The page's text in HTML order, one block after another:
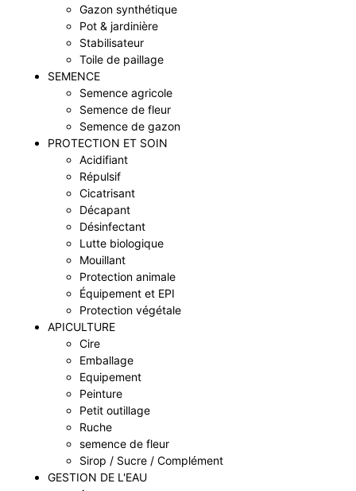
Gazon synthétique
Pot & jardinière
Stabilisateur
Toile de paillage
SEMENCE
Semence agricole
Semence de fleur
Semence de gazon
PROTECTION ET SOIN
Acidifiant
Répulsif
Cicatrisant
Décapant
Désinfectant
Lutte biologique
Mouillant
Protection animale
Équipement et EPI
Protection végétale
APICULTURE
Cire
Emballage
Equipement
Peinture
Petit outillage
Ruche
semence de fleur
Sirop / Sucre / Complément
GESTION DE L'EAU